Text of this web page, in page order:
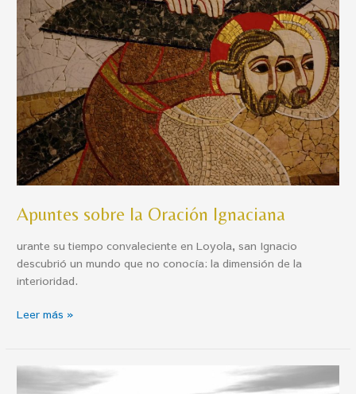
Apuntes sobre la Oración Ignaciana
urante su tiempo convaleciente en Loyola, san Ignacio
descubrió un mundo que no conocía: la dimensión de la
interioridad.
Oración
Ignaciana
Leer más »
Culturas
originarias